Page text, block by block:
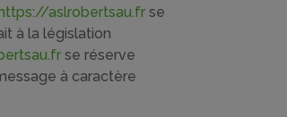
aslrobertsau.fr se
à la législation
se réserve
à caractère